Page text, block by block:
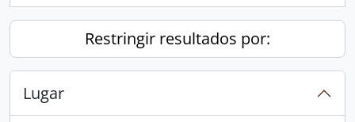
Restringir resultados por:
Lugar